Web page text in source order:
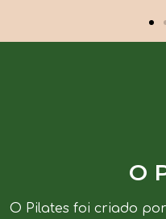
O
O Pilates foi criado